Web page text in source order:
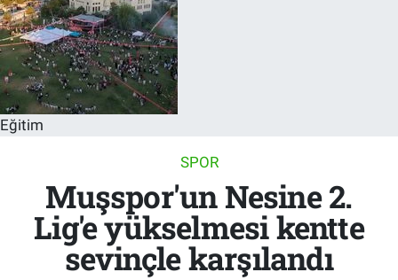
Eğitim
SPOR
Muşspor'un Nesine 2.
Lig'e yükselmesi kentte
sevinçle karşılandı